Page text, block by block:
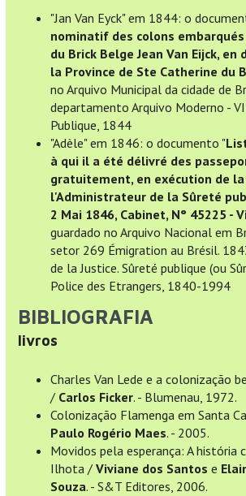
"Jan Van Eyck" em 1844: o
nominatif des colons
du Brick Belge Jean Van Eijck,
la Province de Ste Catherine du
no Arquivo Municipal da cidade de
departamento Arquivo Moderno -
Publique, 1844
"Adèle" em 1846: o documento "
à qui il a été délivré des
gratuitement, en exécution de la
l'Administrateur de la Sûreté
2 Mai 1846, Cabinet, N° 45225 -
guardado no Arquivo Nacional em
setor 269 Émigration au Brésil.
de la Justice. Sûreté publique (ou
Police des Etrangers, 1840-1994
BIBLIOGRAFIA
livros
Charles Van Lede e a colonização
/ Carlos Ficker. - Blumenau, 1972.
Colonização Flamenga em Santa
Paulo Rogério Maes. - 2005.
Movidos pela esperança: A história
Ilhota / Viviane dos Santos e
Souza. - S&T Editores, 2006.